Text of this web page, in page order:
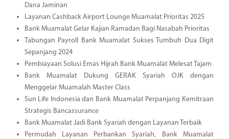
Dana Jaminan
Layanan Cashback Airport Lounge Muamalat Prioritas 2025
Bank Muamalat Gelar Kajian Ramadan Bagi Nasabah Prioritas
Tabungan Payroll Bank Muamalat Sukses Tumbuh Dua Digit
Sepanjang 2024
Pembiayaan Solusi Emas Hijrah Bank Muamalat Melesat Tajam
Bank Muamalat Dukung GERAK Syariah OJK dengan
Menggelar Muamalah Master Class
Sun Life Indonesia dan Bank Muamalat Perpanjang Kemitraan
Strategis Bancassurance
Bank Muamalat Jadi Bank Syariah dengan Layanan Terbaik
Permudah Layanan Perbankan Syariah, Bank Muamalat